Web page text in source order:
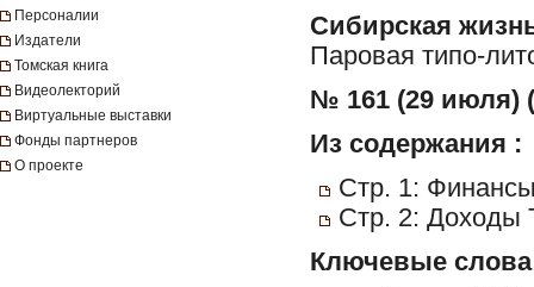
Персоналии
Издатели
Томская книга
Видеолекторий
Виртуальные выставки
Фонды партнеров
О проекте
Сибирская
Паровая типо-
№ 161 (29 июля)
Из содержания :
Стр. 1:
Стр. 2: Доходы
Ключевые слова